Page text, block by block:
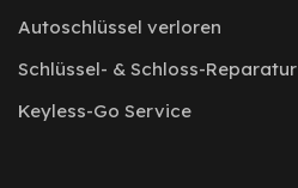
Autoschlüssel verloren
Schlüssel- & Schloss-Reparatur
Keyless-Go Service